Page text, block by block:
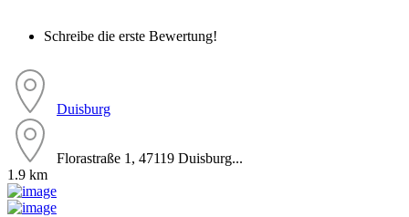
Schreibe die erste Bewertung!
Duisburg
Florastraße 1, 47119 Duisburg...
1.9 km